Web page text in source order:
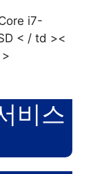
i7-
< / td ><
비스